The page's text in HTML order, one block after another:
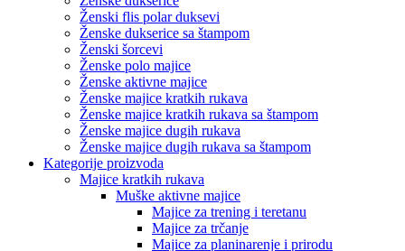
Ženski flis polar duksevi
Ženske dukserice sa štampom
Ženski šorcevi
Ženske polo majice
Ženske aktivne majice
Ženske majice kratkih rukava
Ženske majice kratkih rukava sa štampom
Ženske majice dugih rukava
Ženske majice dugih rukava sa štampom
Kategorije proizvoda
Majice kratkih rukava
Muške aktivne majice
Majice za trening i teretanu
Majice za trčanje
Majice za planinarenje i prirodu